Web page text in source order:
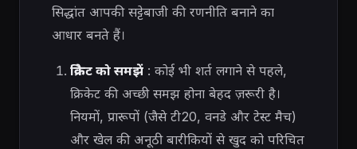
सिद्धांत आपकी सट्टेबाजी की रणनीति बनाने का
आधार बनते हैं।
क्रिकेट को समझें: कोई भी शर्त लगाने से पहले,
क्रिकेट की अच्छी समझ होना बेहद ज़रूरी है।
नियमों, प्रारूपों (जैसे टी20, वनडे और टेस्ट मैच)
और खेल की अनूठी बारीकियों से खुद को परिचित